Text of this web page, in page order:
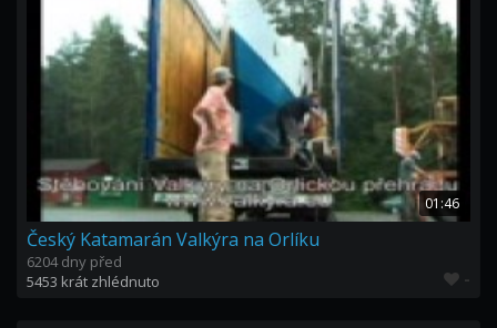
01:46
Český Katamarán Valkýra na Orlíku
6204 dny před
5453 krát zhlédnuto
-